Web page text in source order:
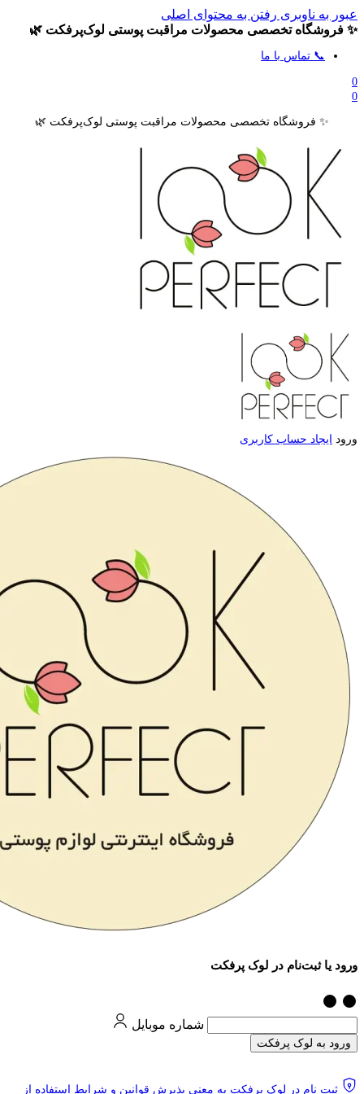
عبور به ناوبری رفتن به محتوای اصلی
✨ فروشگاه تخصصی محصولات مراقبت پوستی لوک‌پرفکت 🌿
📞 تماس با ما
0
0
✨ فروشگاه تخصصی محصولات مراقبت پوستی لوک‌پرفکت 🌿
ورود ایجاد حساب کاربری
ورود یا ثبت‌نام در لوک پرفکت
شماره موبایل
ورود به لوک پرفکت
ثبت نام در لوک پرفکت به معنی پذیرش قوانین و شرایط استفاده از